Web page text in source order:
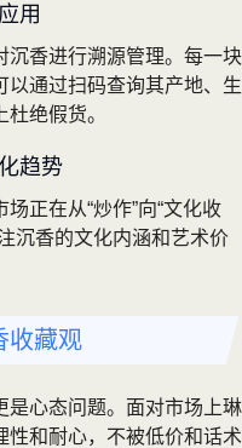
用
沉香进行溯源管理。每一块
以通过扫码查询其产地、生
绝假货。
趋势
正在从“炒作”向“文化收
沉香的文化内涵和艺术价
收藏观
是心态问题。面对市场上琳
性和耐心，不被低价和话术